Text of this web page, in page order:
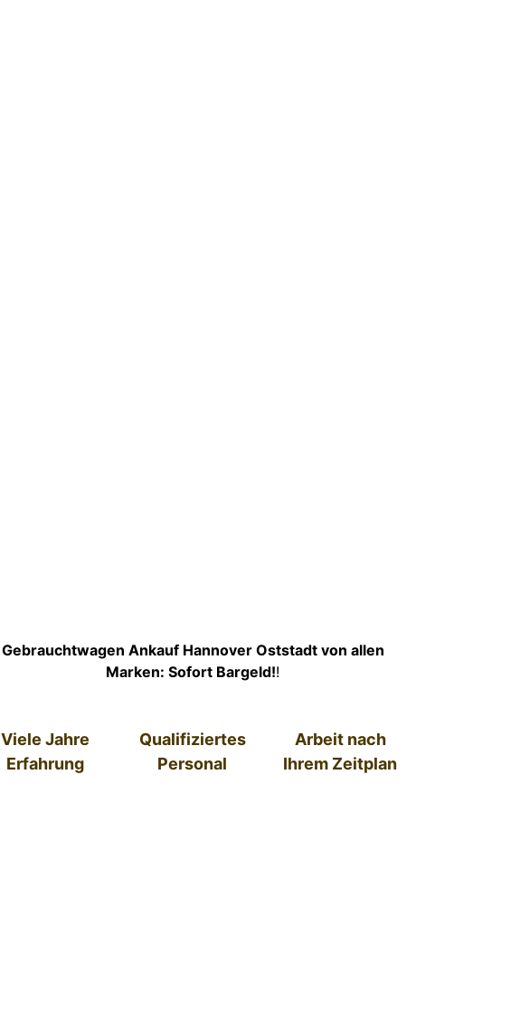
Gebrauchtwagen Ankauf Hannover Oststadt von allen
Marken: Sofort Bargeld!!
Viele Jahre
Erfahrung
Qualifiziertes
Personal
Arbeit nach
Ihrem Zeitplan